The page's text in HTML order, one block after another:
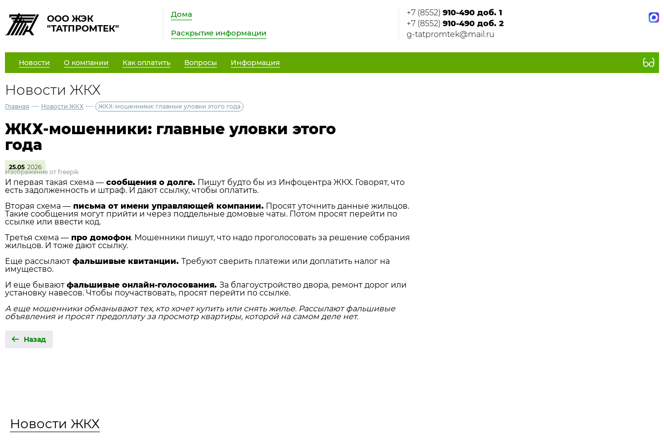
ООО ЖЭК
"ТАТПРОМТЕК"
Дома
Раскрытие информации
+7 (8552) 910-490 доб. 1
+7 (8552) 910-490 доб. 2
g-tatpromtek@mail.ru
Новости О компании Как оплатить Вопросы Информация
Новости ЖКХ
Главная — Новости ЖКХ — ЖКХ-мошенники: главные уловки этого года
ЖКХ-мошенники: главные уловки этого
года
25.05 2026
Изображение от freepik
И первая такая схема — сообщения о долге. Пишут будто бы из Инфоцентра ЖКХ. Говорят, что
есть задолженность и штраф. И дают ссылку, чтобы оплатить.
Вторая схема — письма от имени управляющей компании. Просят уточнить данные жильцов.
Такие сообщения могут прийти и через поддельные домовые чаты. Потом просят перейти по
ссылке или ввести код.
Третья схема — про домофон. Мошенники пишут, что надо проголосовать за решение собрания
жильцов. И тоже дают ссылку.
Еще рассылают фальшивые квитанции. Требуют сверить платежи или доплатить налог на
имущество.
И еще бывают фальшивые онлайн‑голосования. За благоустройство двора, ремонт дорог или
установку навесов. Чтобы поучаствовать, просят перейти по ссылке.
А еще мошенники обманывают тех, кто хочет купить или снять жилье. Рассылают фальшивые
объявления и просят предоплату за просмотр квартиры, которой на самом деле нет.
Назад
Новости ЖКХ